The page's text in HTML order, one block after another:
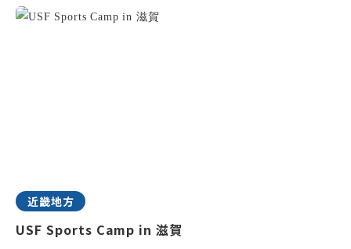
近畿地方
USF Sports Camp in 滋賀